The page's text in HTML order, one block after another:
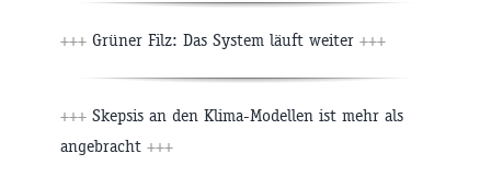
+++ Grüner Filz: Das System läuft weiter +++
+++ Skepsis an den Klima-Modellen ist mehr als
angebracht +++